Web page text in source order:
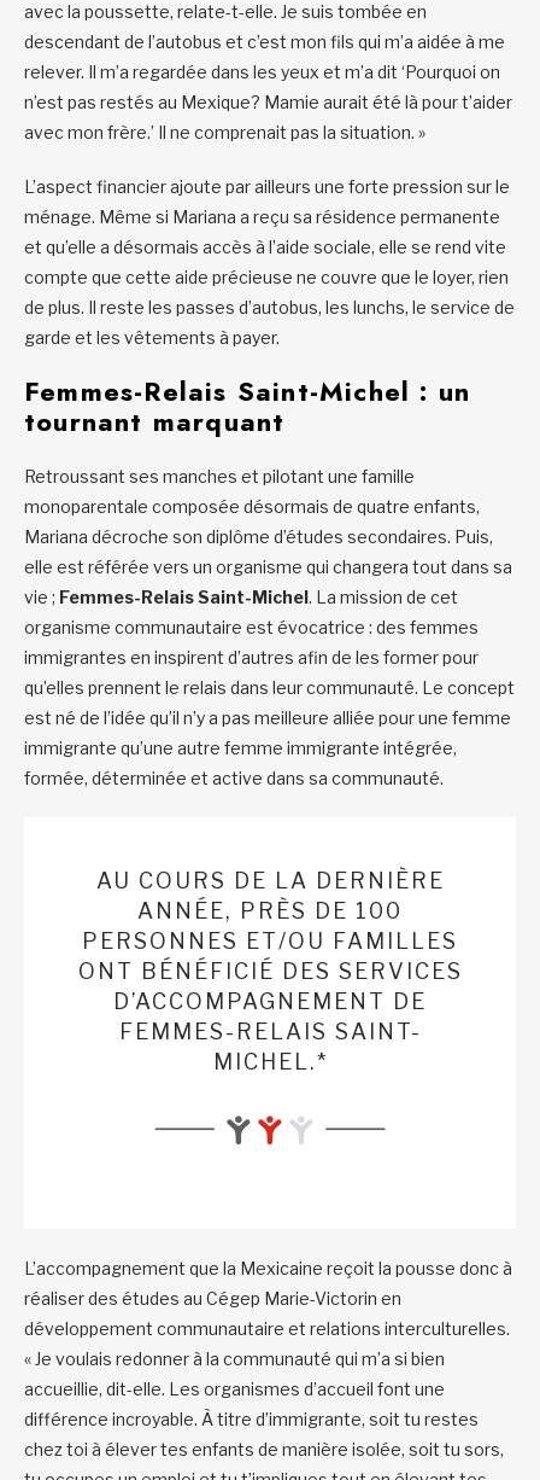
avec la poussette, relate-t-elle. Je suis tombée en
descendant de l’autobus et c’est mon fils qui m’a aidée à me
relever. Il m’a regardée dans les yeux et m’a dit ‘Pourquoi on
n’est pas restés au Mexique? Mamie aurait été là pour t’aider
avec mon frère.’ Il ne comprenait pas la situation. »
L’aspect financier ajoute par ailleurs une forte pression sur le
ménage. Même si Mariana a reçu sa résidence permanente
et qu’elle a désormais accès à l’aide sociale, elle se rend vite
compte que cette aide précieuse ne couvre que le loyer, rien
de plus. Il reste les passes d’autobus, les lunchs, le service de
garde et les vêtements à payer.
Femmes-Relais Saint-Michel : un
tournant marquant
Retroussant ses manches et pilotant une famille
monoparentale composée désormais de quatre enfants,
Mariana décroche son diplôme d’études secondaires. Puis,
elle est référée vers un organisme qui changera tout dans sa
vie ; Femmes-Relais Saint-Michel. La mission de cet
organisme communautaire est évocatrice : des femmes
immigrantes en inspirent d’autres afin de les former pour
qu’elles prennent le relais dans leur communauté. Le concept
est né de l’idée qu’il n’y a pas meilleure alliée pour une femme
immigrante qu’une autre femme immigrante intégrée,
formée, déterminée et active dans sa communauté.
AU COURS DE LA DERNIÈRE
ANNÉE, PRÈS DE 100
PERSONNES ET/OU FAMILLES
ONT BÉNÉFICIÉ DES SERVICES
D’ACCOMPAGNEMENT DE
FEMMES-RELAIS SAINT-
MICHEL.*
L’accompagnement que la Mexicaine reçoit la pousse donc à
réaliser des études au Cégep Marie-Victorin en
développement communautaire et relations interculturelles.
« Je voulais redonner à la communauté qui m’a si bien
accueillie, dit-elle. Les organismes d’accueil font une
différence incroyable. À titre d’immigrante, soit tu restes
chez toi à élever tes enfants de manière isolée, soit tu sors,